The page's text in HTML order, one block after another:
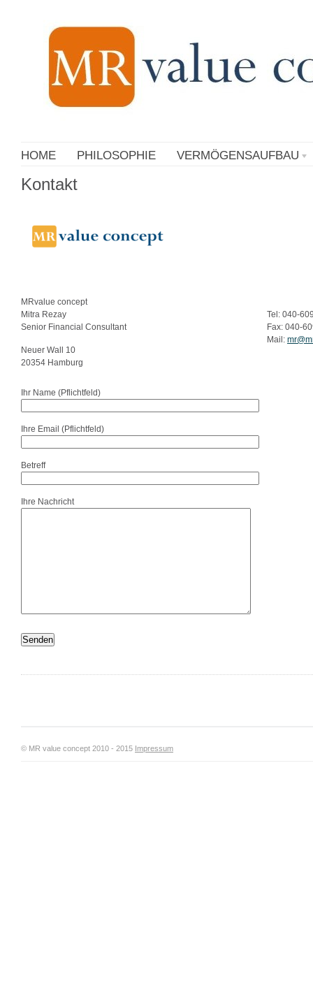
HOME PHILOSOPHIE VERMÖGENSAUFBAU
Kontakt
MRvalue concept
Mitra Rezay
Senior Financial Consultant
Neuer Wall 10
20354 Hamburg
Tel: 040-
Fax: 040-
Mail:
Ihr Name (Pflichtfeld)
Ihre Email (Pflichtfeld)
Betreff
Ihre Nachricht
© MR value concept 2010 - 2015 Impressum